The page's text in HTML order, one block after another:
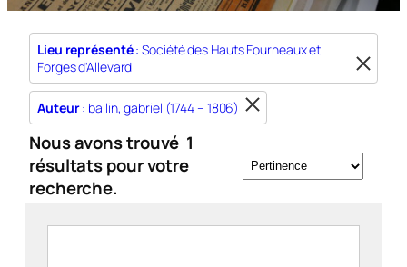
Lieu représenté: Société des Hauts Fourneaux et
Forges d'Allevard
Auteur: ballin, gabriel (1744 – 1806)
Nous avons trouvé 1
résultats pour votre
recherche.